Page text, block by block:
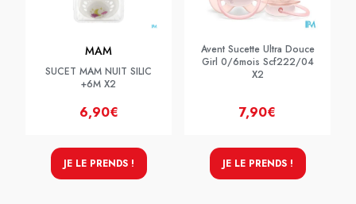
MAM
SUCET MAM NUIT SILIC
+6M X2
6,90€
JE LE PRENDS !
Avent Sucette Ultra Douce
Girl 0/6mois Scf222/04
X2
7,90€
JE LE PRENDS !